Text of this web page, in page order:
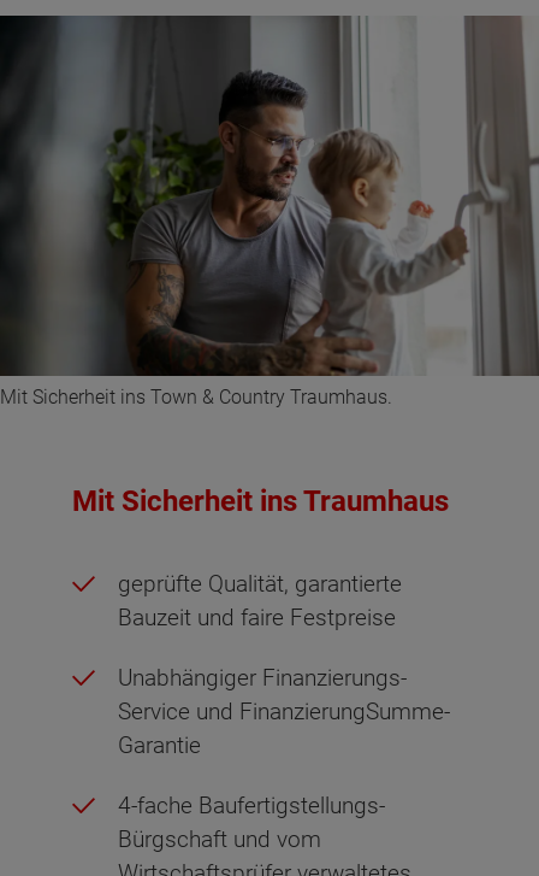
Mit Sicherheit ins Town & Country Traumhaus.
Mit Sicherheit ins Traumhaus
geprüfte Qualität, garantierte
Bauzeit und faire Festpreise
Unabhängiger Finanzierungs-
Service und FinanzierungSumme-
Garantie
4-fache Baufertigstellungs-
Bürgschaft und vom